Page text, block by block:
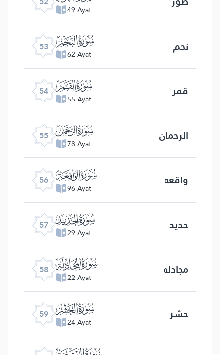
49 Ayat
53 ﯢ
62 Ayat نجم
54 ﯣ
55 Ayat قمر
55 ﯤ
78 Ayat الرحمان
56 ﯥ
96 Ayat واقعه
57 ﯦ
29 Ayat حدید
58 ﯧ
22 Ayat مجادله
59 ﯨ
24 Ayat حشر